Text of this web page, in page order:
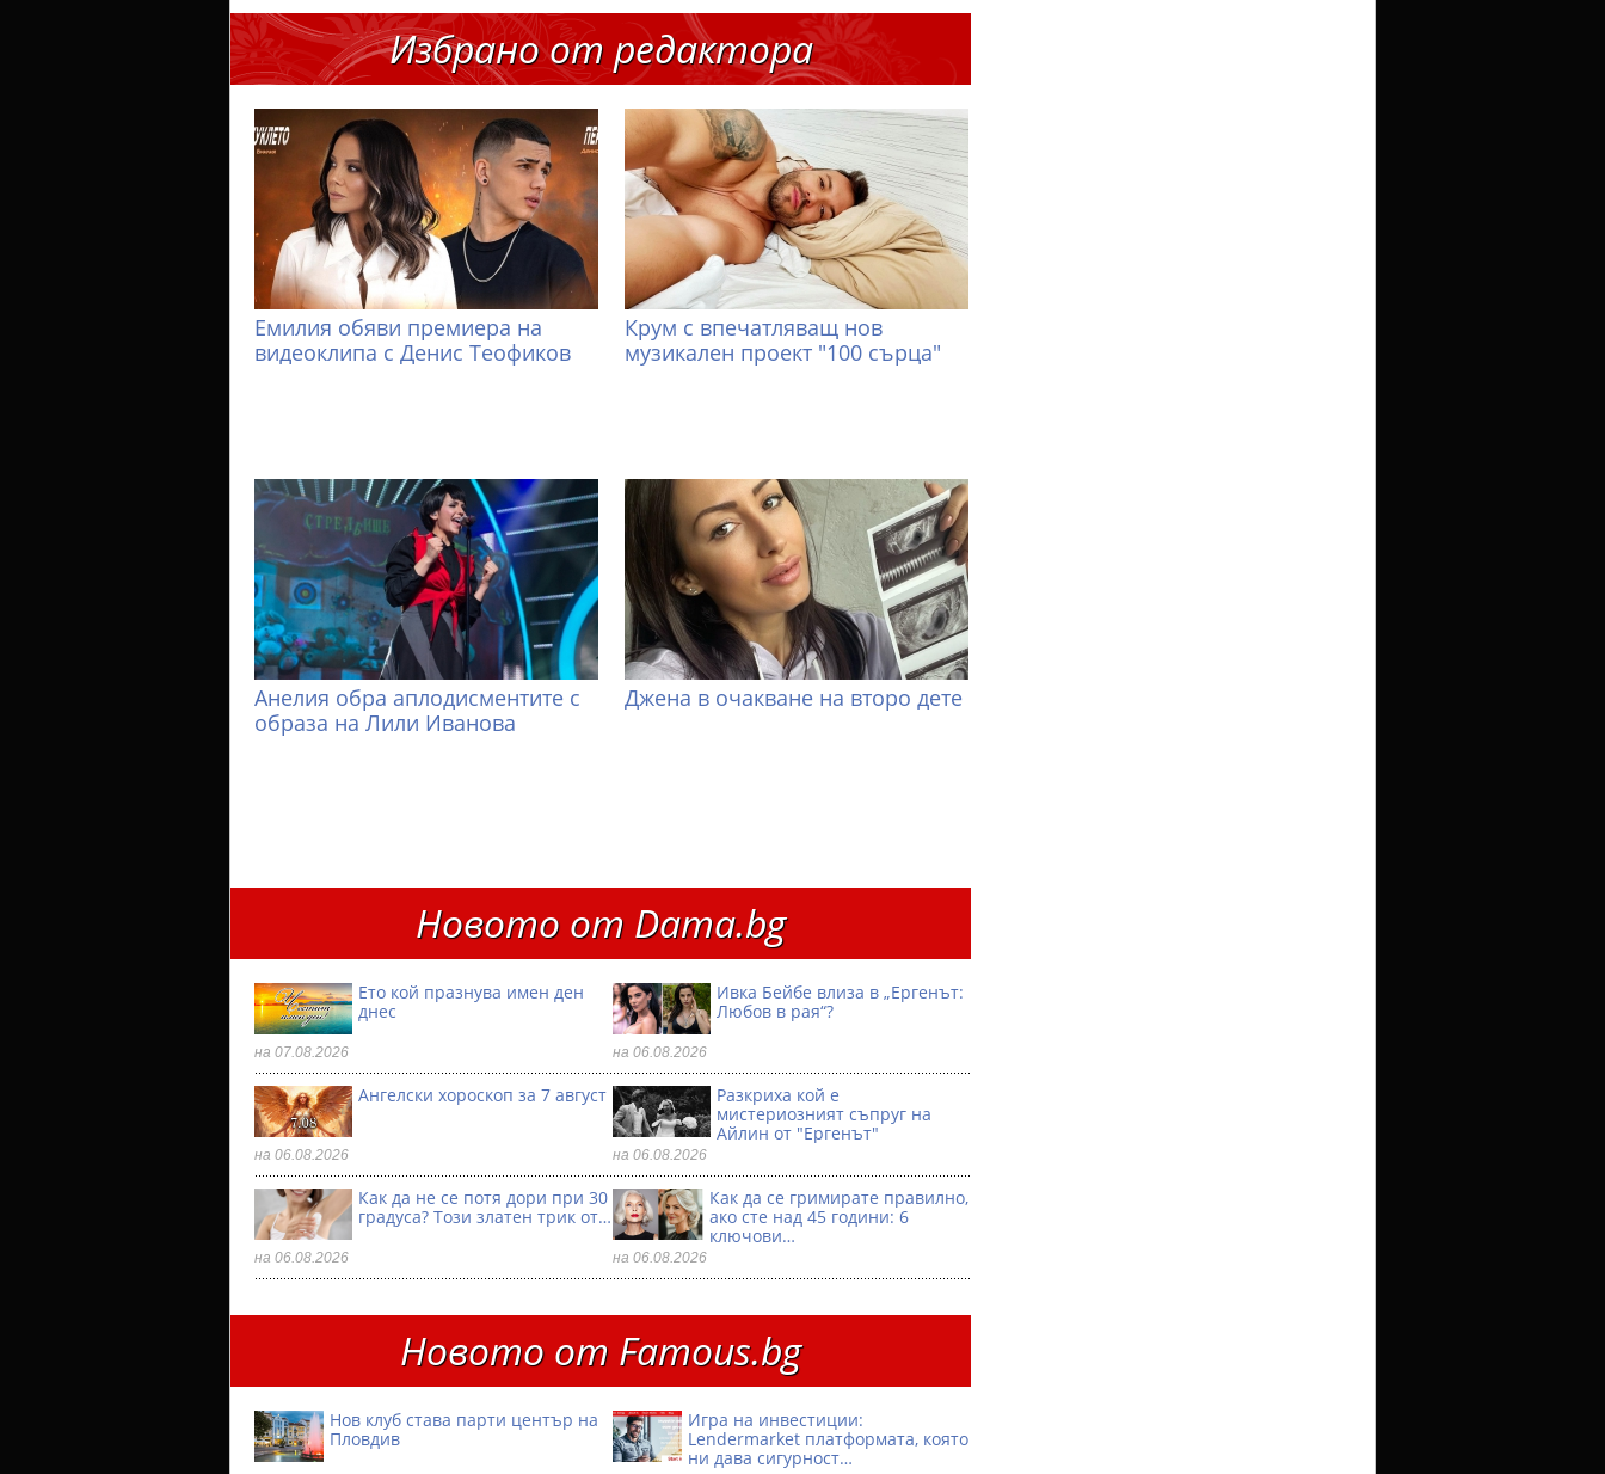
Избрано от редактора
Емилия обяви премиера на
видеоклипа с Денис Теофиков
Крум с впечатляващ нов
музикален проект "100 сърца"
Анелия обра аплодисментите с
образа на Лили Иванова
Джена в очакване на второ дете
Новото от Dama.bg
Ето кой празнува имен ден
днес
на 07.08.2026
Ивка Бейбе влиза в „Ергенът:
Любов в рая“?
на 06.08.2026
Ангелски хороскоп за 7 август
на 06.08.2026
Разкриха кой е
мистериозният съпруг на
Айлин от "Ергенът"
на 06.08.2026
Как да не се потя дори при 30
градуса? Този златен трик от…
на 06.08.2026
Как да се гримирате правилно,
ако сте над 45 години: 6
ключови…
на 06.08.2026
Новото от Famous.bg
Нов клуб става парти център на
Пловдив
Игра на инвестиции:
Lendermarket платформата, която
ни дава сигурност…